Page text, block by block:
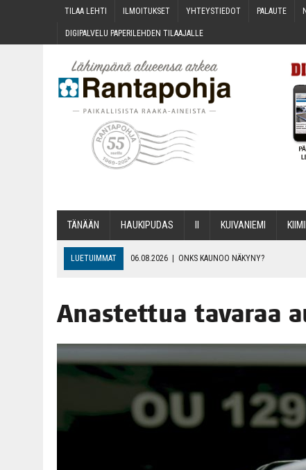
TILAA LEH­TI ILMOI­TUK­SET YHTEYS­TIE­DOT PALAU­TE
DIGI­PAL­VE­LU PAPE­RI­LEH­DEN TILAAJALLE
TÄNÄÄN HAU­KI­PU­DAS KUI­VA­NIE­MI
LUETUIMMAT 06.08.2026 | ONKS KAU­NOO NÄKYNY?
OPIN­TOI­HIN KAN­SA­LAIS­OPIS­TOS­SA VOI SAA­DA
06.08.2026 KII­MIN­KI­PÄI­VÄT JÄR­JES­TE­TÄÄN PERIN­TEI­TÄ
Anas­tet­tua tava­raa